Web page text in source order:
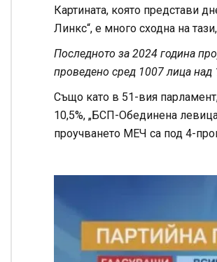
Картината, която представи
Линкс“, е много сходна на
Последното за 2024 година
проведено сред 1007 лица над
Също като в 51-вия
10,5%, „БСП-Обединена
проучването МЕЧ са под 4-